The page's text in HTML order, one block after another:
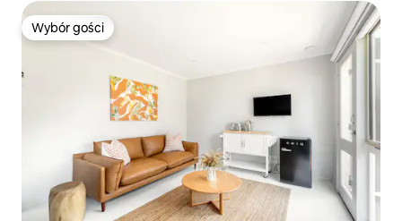
Wybór gości
Wybór gości